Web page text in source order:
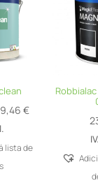
€Price
13,35 €
lista de